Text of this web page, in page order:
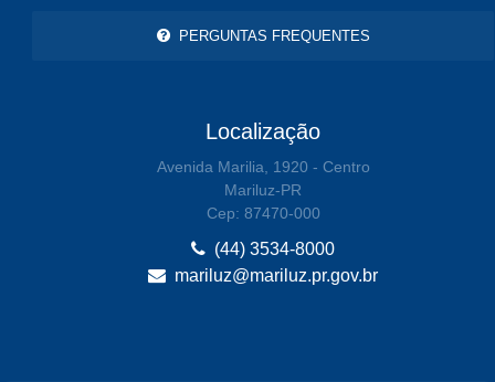
PERGUNTAS FREQUENTES
Localização
Avenida Marilia, 1920 - Centro
Mariluz-PR
Cep: 87470-000
(44) 3534-8000
mariluz@mariluz.pr.gov.br